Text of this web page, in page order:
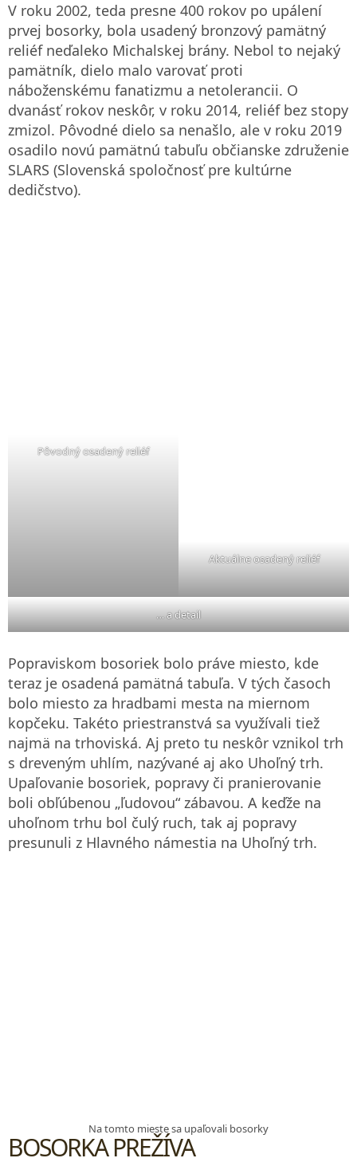
V roku 2002, teda presne 400 rokov po upálení
prvej bosorky, bola usadený bronzový pamätný
reliéf neďaleko Michalskej brány. Nebol to nejaký
pamätník, dielo malo varovať proti
náboženskému fanatizmu a netolerancii. O
dvanásť rokov neskôr, v roku 2014, reliéf bez stopy
zmizol. Pôvodné dielo sa nenašlo, ale v roku 2019
osadilo novú pamätnú tabuľu občianske združenie
SLARS (Slovenská spoločnosť pre kultúrne
dedičstvo).
Pôvodný osadený reliéf
Aktuálne osadený reliéf
… a detail
Popraviskom bosoriek bolo práve miesto, kde
teraz je osadená pamätná tabuľa. V tých časoch
bolo miesto za hradbami mesta na miernom
kopčeku. Takéto priestranstvá sa využívali tiež
najmä na trhoviská. Aj preto tu neskôr vznikol trh
s dreveným uhlím, nazývané aj ako Uhoľný trh.
Upaľovanie bosoriek, popravy či pranierovanie
boli obľúbenou „ľudovou“ zábavou. A keďže na
uhoľnom trhu bol čulý ruch, tak aj popravy
presunuli z Hlavného námestia na Uhoľný trh.
Na tomto mieste sa upaľovali bosorky
BOSORKA PREŽÍVA